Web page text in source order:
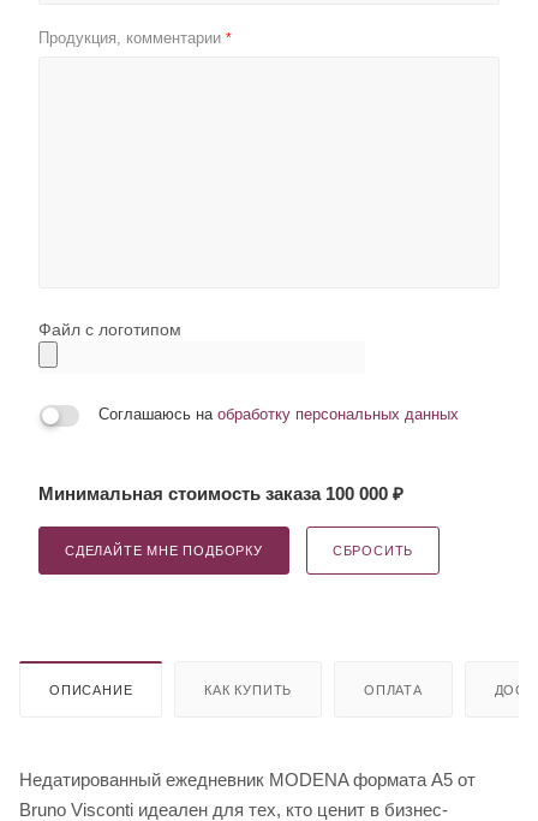
Продукция, комментарии *
Файл с логотипом
Соглашаюсь на обработку персональных данных
Минимальная стоимость заказа 100 000 ₽
СДЕЛАЙТЕ МНЕ ПОДБОРКУ СБРОСИТЬ
ОПИСАНИЕ КАК КУПИТЬ ОПЛАТА
Недатированный ежедневник MODENA формата А5 от
Bruno Visconti идеален для тех, кто ценит в бизнес-